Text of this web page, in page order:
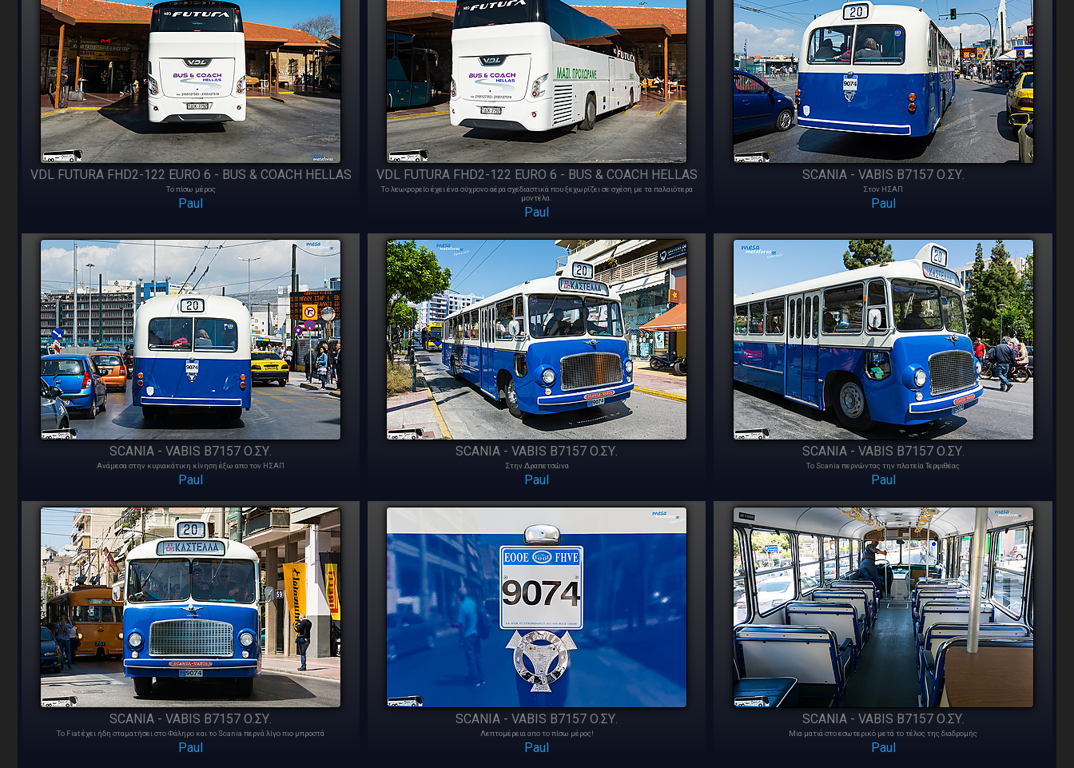
VDL FUTURA FHD2-122 EURO 6 - BUS & COACH HELLAS
Το πίσω μέρος
Paul
VDL FUTURA FHD2-122 EURO 6 - BUS & COACH HELLAS
Το λεωφορείο έχει ένα σύχρονο αέρα σχεδιαστικά που ξεχωρίζει σε σχέση με τα παλαιότερα
μοντέλα.
Paul
SCANIA - VABIS B7157 Ο.ΣΥ.
Στον ΗΣΑΠ
Paul
SCANIA - VABIS B7157 Ο.ΣΥ.
Ανάμεσα στην κυριακάτικη κίνηση έξω απο τον ΗΣΑΠ
Paul
SCANIA - VABIS B7157 Ο.ΣΥ.
Στην Δραπετσώνα
Paul
SCANIA - VABIS B7157 Ο.ΣΥ.
Το Scania περνώντας την πλατεία Τερψιθέας
Paul
SCANIA - VABIS B7157 Ο.ΣΥ.
Το Fiat έχει ήδη σταματήσει στο Φάληρο και το Scania περνά λίγο πιο μπροστά
Paul
SCANIA - VABIS B7157 Ο.ΣΥ.
Λεπτομέρεια απο το πίσω μέρος!
Paul
SCANIA - VABIS B7157 Ο.ΣΥ.
Μια ματιά στο εσωτερικό μετά το τέλος της διαδρομής
Paul